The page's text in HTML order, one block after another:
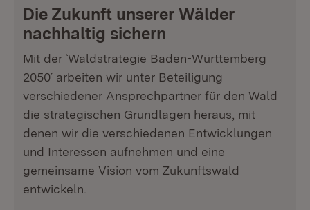
Die Zukunft unserer Wälder
nachhaltig sichern
Mit der `Waldstrategie Baden-Württemberg
2050´ arbeiten wir unter Beteiligung
verschiedener Ansprechpartner für den Wald
die strategischen Grundlagen heraus, mit
denen wir die verschiedenen Entwicklungen
und Interessen aufnehmen und eine
gemeinsame Vision vom Zukunftswald
entwickeln.